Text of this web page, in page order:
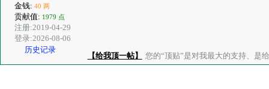
金钱: 40 两
贡献值: 1979 点
注册:2019-04-29
登录:2026-08-06
历史记录
【给我顶一帖】 您的“顶贴”是对我最大的支持、是